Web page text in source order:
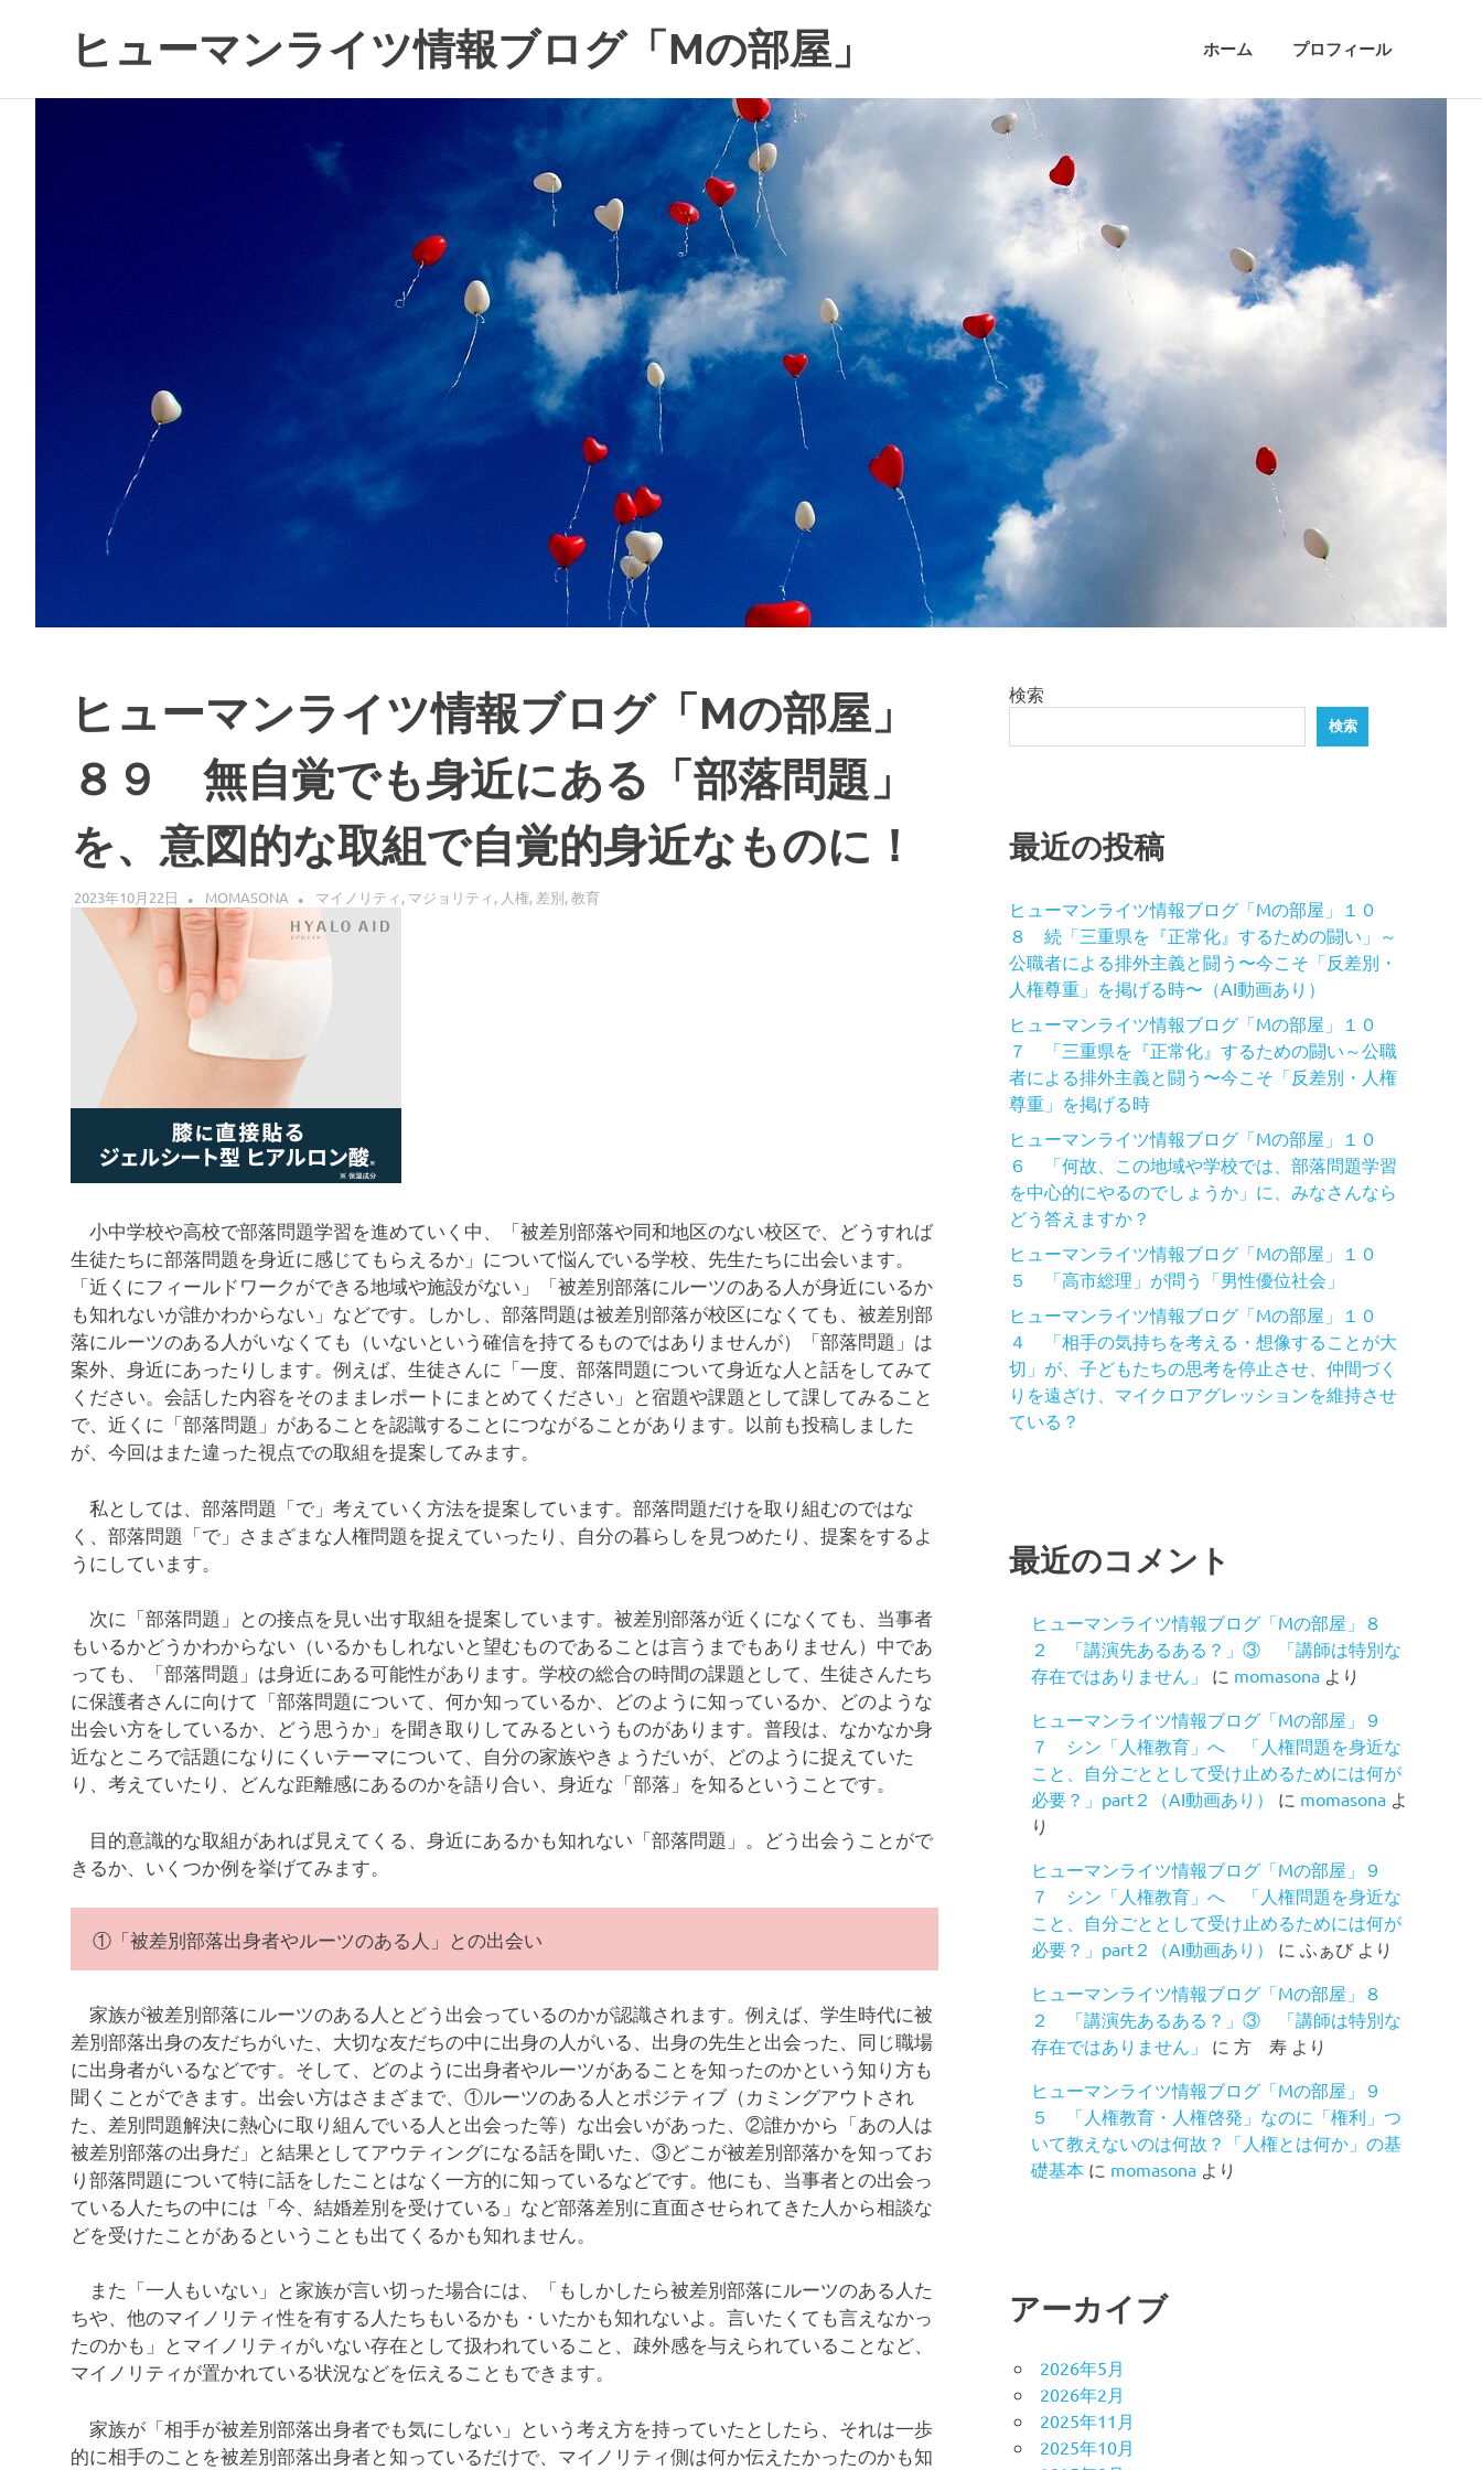
ヒューマンライツ情報ブログ「Mの部屋」 ホーム プロフィール
ヒューマンライツ情報ブログ「Mの部屋」
８９ 無自覚でも身近にある「部落問題」
を、意図的な取組で自覚的身近なものに！
2023年10月22日 MOMASONA マイノリティ , マジョリティ , 人権, 差別,教育
小中学校や高校で部落問題学習を進めていく中、「被差別部落や同和地区のない校区で、どうすれば
生徒たちに部落問題を身近に感じてもらえるか」について悩んでいる学校、先生たちに出会います。
「近くにフィールドワークができる地域や施設がない」「被差別部落にルーツのある人が身近にいるか
も知れないが誰かわからない」などです。しかし、部落問題は被差別部落が校区になくても、被差別部
落にルーツのある人がいなくても（いないという確信を持てるものではありませんが）「部落問題」は
案外、身近にあったりします。例えば、生徒さんに「一度、部落問題について身近な人と話をしてみて
ください。会話した内容をそのままレポートにまとめてください」と宿題や課題として課してみること
で、近くに「部落問題」があることを認識することにつながることがあります。以前も投稿しました
が、今回はまた違った視点での取組を提案してみます。
私としては、部落問題「で」考えていく方法を提案しています。部落問題だけを取り組むのではな
く、部落問題「で」さまざまな人権問題を捉えていったり、自分の暮らしを見つめたり、提案をするよ
うにしています。
次に「部落問題」との接点を見い出す取組を提案しています。被差別部落が近くになくても、当事者
もいるかどうかわからない（いるかもしれないと望むものであることは言うまでもありません）中であ
っても、「部落問題」は身近にある可能性があります。学校の総合の時間の課題として、生徒さんたち
に保護者さんに向けて「部落問題について、何か知っているか、どのように知っているか、どのような
出会い方をしているか、どう思うか」を聞き取りしてみるというものがあります。普段は、なかなか身
近なところで話題になりにくいテーマについて、自分の家族やきょうだいが、どのように捉えていた
り、考えていたり、どんな距離感にあるのかを語り合い、身近な「部落」を知るということです。
目的意識的な取組があれば見えてくる、身近にあるかも知れない「部落問題」。どう出会うことがで
きるか、いくつか例を挙げてみます。
①「被差別部落出身者やルーツのある人」との出会い
家族が被差別部落にルーツのある人とどう出会っているのかが認識されます。例えば、学生時代に被
差別部落出身の友だちがいた、大切な友だちの中に出身の人がいる、出身の先生と出会った、同じ職場
に出身者がいるなどです。そして、どのように出身者やルーツがあることを知ったのかという知り方も
聞くことができます。出会い方はさまざまで、①ルーツのある人とポジティブ（カミングアウトされ
た、差別問題解決に熱心に取り組んでいる人と出会った等）な出会いがあった、②誰かから「あの人は
被差別部落の出身だ」と結果としてアウティングになる話を聞いた、③どこが被差別部落かを知ってお
り部落問題について特に話をしたことはなく一方的に知っているなどです。他にも、当事者との出会っ
ている人たちの中には「今、結婚差別を受けている」など部落差別に直面させられてきた人から相談な
どを受けたことがあるということも出てくるかも知れません。
また「一人もいない」と家族が言い切った場合には、「もしかしたら被差別部落にルーツのある人た
ちや、他のマイノリティ性を有する人たちもいるかも・いたかも知れないよ。言いたくても言えなかっ
たのかも」とマイノリティがいない存在として扱われていること、疎外感を与えられていることなど、
マイノリティが置かれている状況などを伝えることもできます。
家族が「相手が被差別部落出身者でも気にしない」という考え方を持っていたとしたら、それは一歩
的に相手のことを被差別部落出身者と知っているだけで、マイノリティ側は何か伝えたかったのかも知
検索
検索
最近の投稿
ヒューマンライツ情報ブログ「Mの部屋」１０
８ 続「三重県を『正常化』するための闘い」～
公職者による排外主義と闘う〜今こそ「反差別・
人権尊重」を掲げる時〜（AI動画あり）
ヒューマンライツ情報ブログ「Mの部屋」１０
７ 「三重県を『正常化』するための闘い～公職
者による排外主義と闘う〜今こそ「反差別・人権
尊重」を掲げる時
ヒューマンライツ情報ブログ「Mの部屋」１０
６ 「何故、この地域や学校では、部落問題学習
を中心的にやるのでしょうか」に、みなさんなら
どう答えますか？
ヒューマンライツ情報ブログ「Mの部屋」１０
５ 「高市総理」が問う「男性優位社会」
ヒューマンライツ情報ブログ「Mの部屋」１０
４ 「相手の気持ちを考える・想像することが大
切」が、子どもたちの思考を停止させ、仲間づく
りを遠ざけ、マイクロアグレッションを維持させ
ている？
最近のコメント
ヒューマンライツ情報ブログ「Mの部屋」８
２ 「講演先あるある？」③ 「講師は特別な
存在ではありません」
に momasona より
ヒューマンライツ情報ブログ「Mの部屋」９
７ シン「人権教育」へ 「人権問題を身近な
こと、自分ごととして受け止めるためには何が
必要？」part２（AI動画あり）
に momasona よ
り
ヒューマンライツ情報ブログ「Mの部屋」９
７ シン「人権教育」へ 「人権問題を身近な
こと、自分ごととして受け止めるためには何が
必要？」part２（AI動画あり）
に ふぁび より
ヒューマンライツ情報ブログ「Mの部屋」８
２ 「講演先あるある？」③ 「講師は特別な
存在ではありません」
に方 寿 より
ヒューマンライツ情報ブログ「Mの部屋」９
５ 「人権教育・人権啓発」なのに「権利」つ
いて教えないのは何故？「人権とは何か」の基
礎基本 に momasona より
アーカイブ
2026年5月
2026年2月
2025年11月
2025年10月